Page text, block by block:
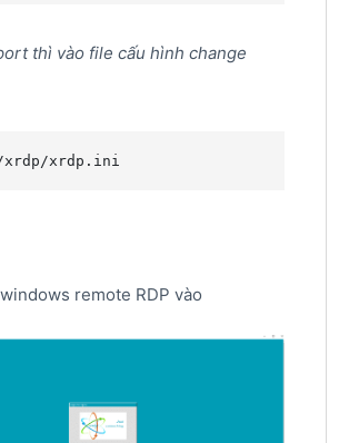
thì vào file cấu hình change
xrdp.ini
remote RDP vào